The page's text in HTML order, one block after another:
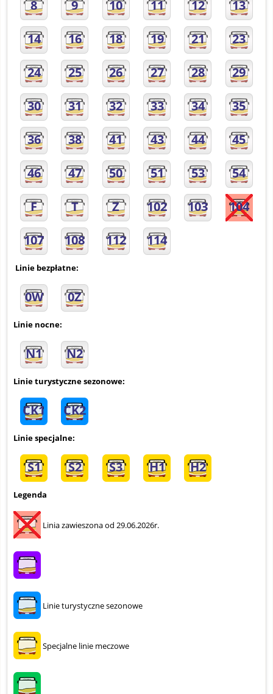
8 9 10 11 12 13
14 16 18 19 21 23
24 25 26 27 28 29
30 31 32 33 34 35
36 38 41 43 44 45
46 47 50 51 53 54
F T Z 102 103 104
107 108 112 114
Linie bezpłatne:
0W 0Z
Linie nocne:
N1 N2
Linie turystyczne sezonowe:
CK1 CK2
Linie specjalne:
S1 S2 S3 H1 H2
Legenda
Linia zawieszona od 29.06.2026r.
Linie turystyczne sezonowe
Specjalne linie meczowe